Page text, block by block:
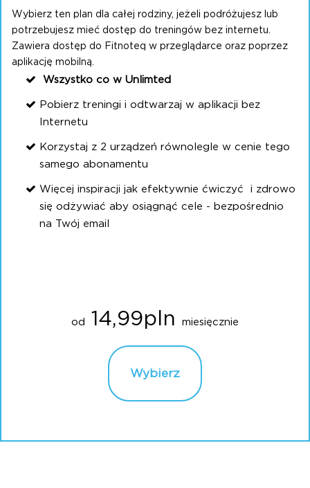
Wybierz ten plan dla całej rodziny, jeżeli podróżujesz lub
potrzebujesz mieć dostęp do treningów bez internetu.
Zawiera dostęp do Fitnoteq w przeglądarce oraz poprzez
aplikację mobilną.
Wszystko co w Unlimted
Pobierz treningi i odtwarzaj w aplikacji bez
Internetu
Korzystaj z 2 urządzeń równolegle w cenie tego
samego abonamentu
Więcej inspiracji jak efektywnie ćwiczyć i zdrowo
się odżywiać aby osiągnąć cele - bezpośrednio
na Twój email
od 14,99pln miesięcznie
Wybierz